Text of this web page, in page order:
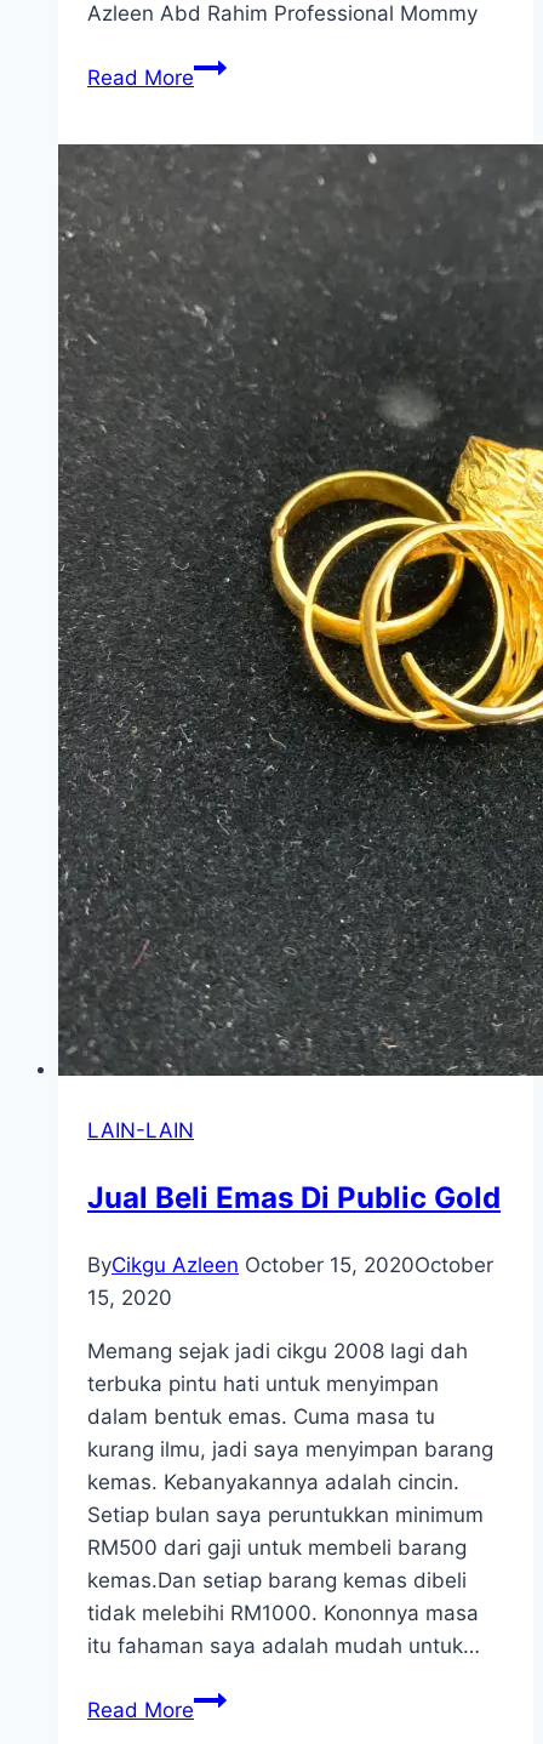
Azleen Abd Rahim Professional Mommy
Read MoreKembara
LegoLand
Malaysia
LAIN-LAIN
Jual Beli Emas Di Public Gold
ByCikgu Azleen October 15, 2020October
15, 2020
Memang sejak jadi cikgu 2008 lagi dah
terbuka pintu hati untuk menyimpan
dalam bentuk emas. Cuma masa tu
kurang ilmu, jadi saya menyimpan barang
kemas. Kebanyakannya adalah cincin.
Setiap bulan saya peruntukkan minimum
RM500 dari gaji untuk membeli barang
kemas.Dan setiap barang kemas dibeli
tidak melebihi RM1000. Kononnya masa
itu fahaman saya adalah mudah untuk…
Read MoreJual